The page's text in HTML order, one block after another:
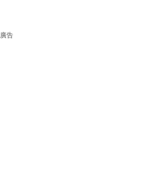
廣告